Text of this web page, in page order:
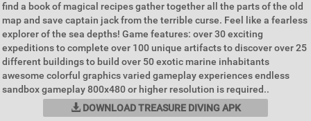
find a book of magical recipes gather together all the parts of the old
map and save captain jack from the terrible curse. Feel like a fearless
explorer of the sea depths! Game features: over 30 exciting
expeditions to complete over 100 unique artifacts to discover over 25
different buildings to build over 50 exotic marine inhabitants
awesome colorful graphics varied gameplay experiences endless
sandbox gameplay 800x480 or higher resolution is required..
DOWNLOAD TREASURE DIVING APK